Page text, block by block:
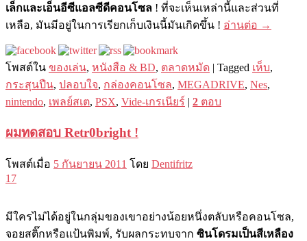
เล็กและเอ็นอีซีแอลซีดีคอนโซล ! ที่จะเห็นเหล่านี้และส่วนที่
เหลือ, มันมีอยู่ในการเรียกเก็บเงินนี้มันเกิดขึ้น ! อ่านต่อ →
โพสต์ใน ของเล่น, หนังสือ & BD, ตลาดหมัด | Tagged เห็บ,
กระสุนปืน, ปลอบใจ, กล่องคอนโซล, MEGADRIVE, Nes,
nintendo, เพลย์สเต, PSX, Vide-เกรเนียร์ | 2 ตอบ
ผมทดสอบ Retr0bright !
โพสต์เมื่อ 5 กันยายน 2011 โดย Dentifritz
17
มีใครไม่ได้อยู่ในกลุ่มของเขาอย่างน้อยหนึ่งตลับหรือคอนโซล,
จอยสติ๊กหรือแป้นพิมพ์, รับผลกระทบจาก ซินโดรมเป็นสีเหลือง